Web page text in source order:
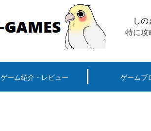
し
特に攻
ゲーム紹介・レビュー ゲームブ